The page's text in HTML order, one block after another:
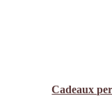
Cadeaux